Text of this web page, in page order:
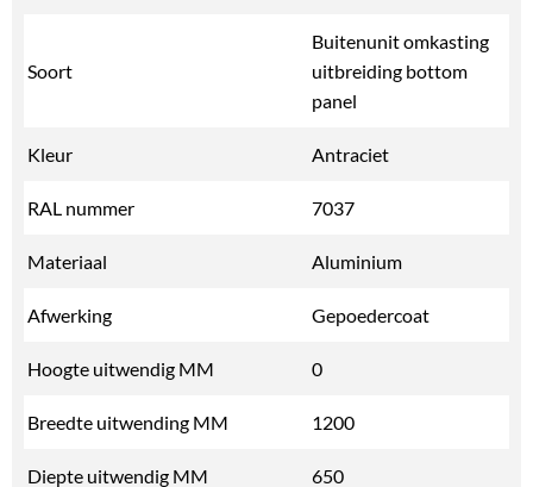
Soort
Buitenunit omkasting
uitbreiding bottom
panel
Kleur Antraciet
RAL nummer 7037
Materiaal Aluminium
Afwerking Gepoedercoat
Hoogte uitwendig MM 0
Breedte uitwending MM 1200
Diepte uitwendig MM 650